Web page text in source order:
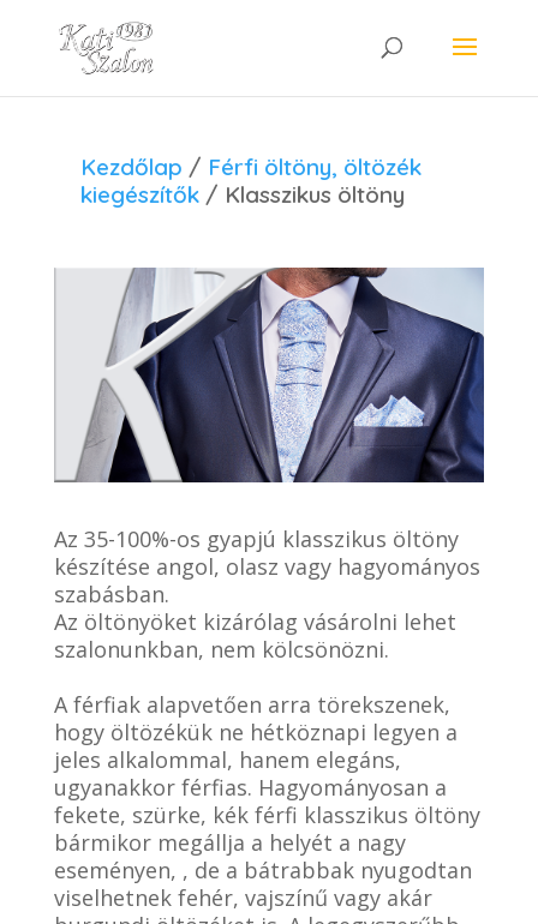
Kezdőlap / Férfi öltöny, öltözék
kiegészítők / Klasszikus öltöny
Az 35-100%-os gyapjú klasszikus öltöny
készítése angol, olasz vagy hagyományos
szabásban.
Az öltönyöket kizárólag vásárolni lehet
szalonunkban, nem kölcsönözni.
A férfiak alapvetően arra törekszenek,
hogy öltözékük ne hétköznapi legyen a
jeles alkalommal, hanem elegáns,
ugyanakkor férfias. Hagyományosan a
fekete, szürke, kék férfi klasszikus öltöny
bármikor megállja a helyét a nagy
eseményen, , de a bátrabbak nyugodtan
viselhetnek fehér, vajszínű vagy akár